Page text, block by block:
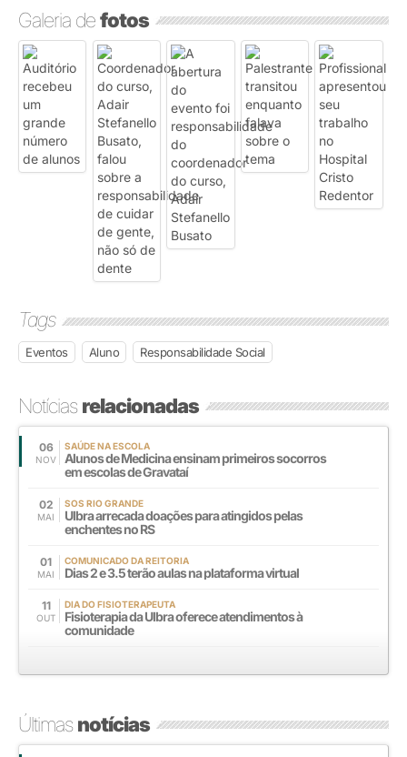
Galeria defotos
Tags
Eventos Aluno Responsabilidade Social
Notíciasrelacionadas
06
NOV
SAÚDE NA ESCOLA
Alunos de Medicina ensinam primeiros socorros
em escolas de Gravataí
02
MAI
SOS RIO GRANDE
Ulbra arrecada doações para atingidos pelas
enchentes no RS
01
MAI
COMUNICADO DA REITORIA
Dias 2 e 3.5 terão aulas na plataforma virtual
11
OUT
DIA DO FISIOTERAPEUTA
Fisioterapia da Ulbra oferece atendimentos à
comunidade
Últimasnotícias